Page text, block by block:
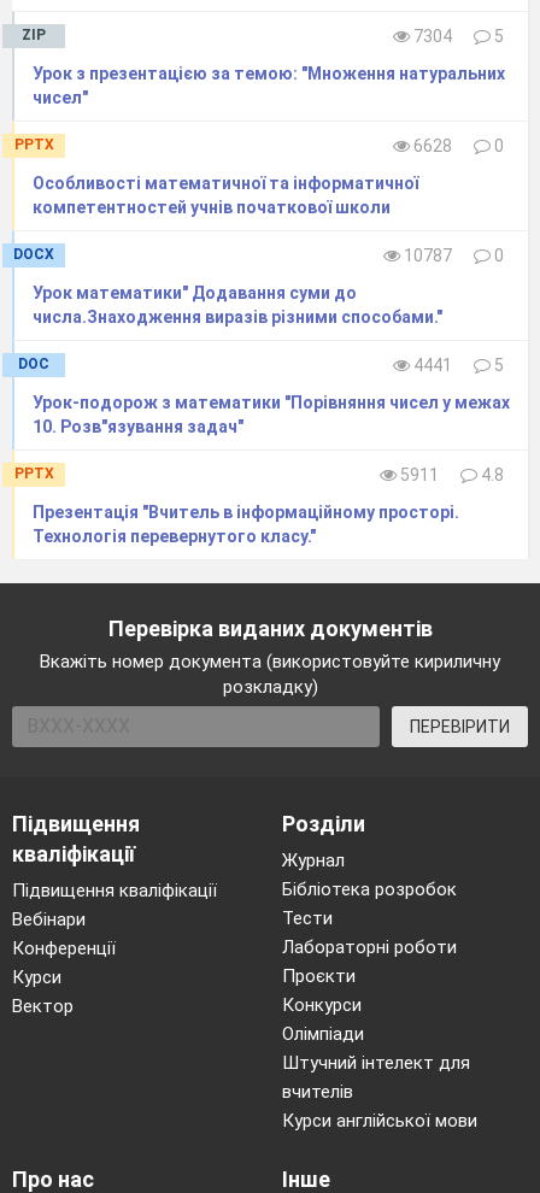
ZIP 7304
5
Урок з презентацією за темою: "Множення натуральних
чисел"
PPTX 6628
0
Особливості математичної та інформатичної
компетентностей учнів початкової школи
DOCX 10787
0
Урок математики" Додавання суми до
числа.Знаходження виразiв рiзними способами."
DOC 4441
5
Урок-подорож з математики "Порівняння чисел у межах
10. Розв"язування задач"
PPTX 5911
4.8
Презентація "Вчитель в інформаційному просторі.
Технологія перевернутого класу."
Перевірка виданих документів
Вкажіть номер документа (використовуйте кириличну
розкладку)
ПЕРЕВІРИТИ
Підвищення
кваліфікації
Підвищення кваліфікації
Вебінари
Конференції
Курси
Вектор
Розділи
Журнал
Бібліотека розробок
Тести
Лабораторні роботи
Проєкти
Конкурси
Олімпіади
Штучний інтелект для
вчителів
Курси англійської мови
Про нас Інше